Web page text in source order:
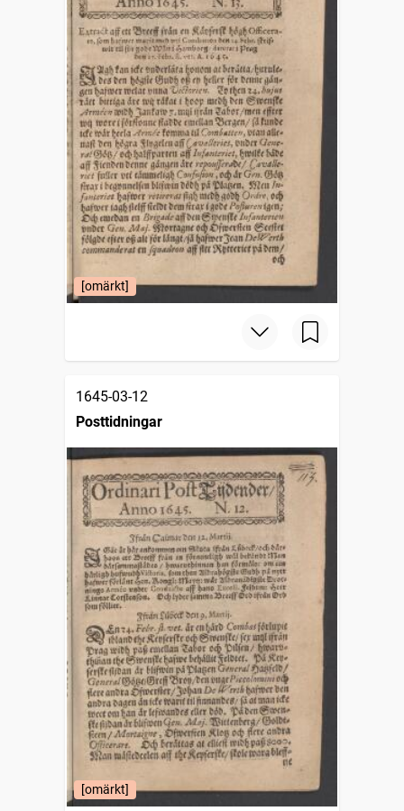
[omärkt]
1645-03-12
Posttidningar
[omärkt]